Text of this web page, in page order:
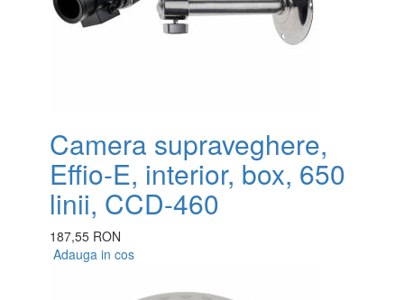
Camera supraveghere,
Effio-E, interior, box, 650
linii, CCD-460
187,55 RON
Adauga in cos